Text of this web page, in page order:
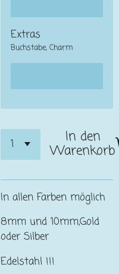
Extras
Buchstabe, Charm
In den
Warenkorb
In allen Farben möglich
8mm und 10mm,Gold
oder Silber
Edelstahl !!!